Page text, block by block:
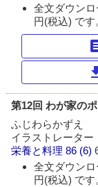
全文ダウン
円(税込) です
第12回 わが家の
ふじわらかずえ
イラストレーター
栄養と料理 86 (6)
全文ダウン
円(税込) です